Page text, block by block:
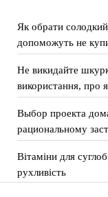
Як обрати солодкий
допоможуть не
Не викидайте
використання, про
Выбор проекта
рациональному
Вітаміни для
рухливість